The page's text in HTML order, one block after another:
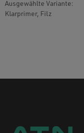
Ausgewählte Variante:
Klarprimer, Filz